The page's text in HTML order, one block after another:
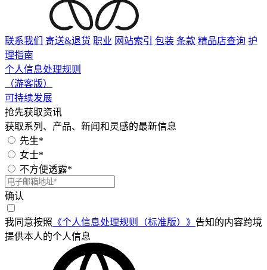
联系我们 寄送&退货 职业 网站索引 包装 条款 精品店查询 护
理指南
个人信息处理规则
（游客版）
可持续发展
抢先获取资讯
获取系列、产品、新闻和灵感的最新信息
先生*
女士*
不方便透露*
确认
我同意按照 《个人信息处理规则（标准版）》 告知的内容跨境
提供本人的个人信息